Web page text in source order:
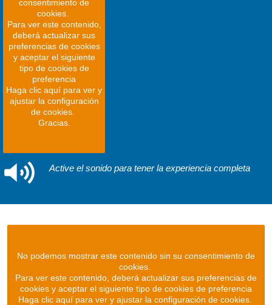
consentimiento de
cookies.
Para ver este contenido,
deberá actualizar sus
preferencias de cookies
y aceptar el siguiente
tipo de cookies de
preferencia
Haga clic aquí para ver y
ajustar la configuración
de cookies.
Gracias.
Active el sonido para tener la experiencia completa
No podemos mostrar este contenido sin su consentimiento de
cookies.
Para ver este contenido, deberá actualizar sus preferencias de
cookies y aceptar el siguiente tipo de cookies de preferencia
Haga clic aquí para ver y ajustar la configuración de cookies.